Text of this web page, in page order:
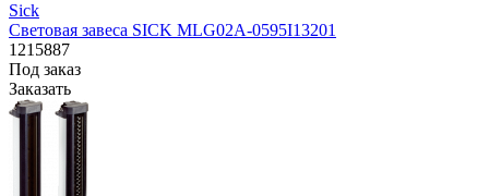
Sick
Световая завеса SICK MLG02A-0595I13201
1215887
Под заказ
Заказать